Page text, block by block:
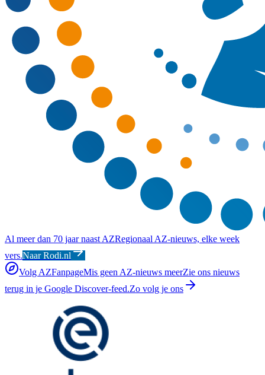
Al meer dan 70 jaar naast AZRegionaal AZ-nieuws, elke week
vers.Naar Rodi.nl
Volg AZFanpageMis geen AZ-nieuws meerZie ons nieuws
terug in je Google Discover-feed.Zo volg je ons